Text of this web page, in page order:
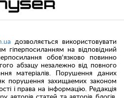
дозволяється використовувати
гіперпосиланням на відповідний
обов'язково повинно
абзацу незалежно від повного
матеріалів. Порушення даних
порушення захищаемих законом
і права на інформацію. Редакція